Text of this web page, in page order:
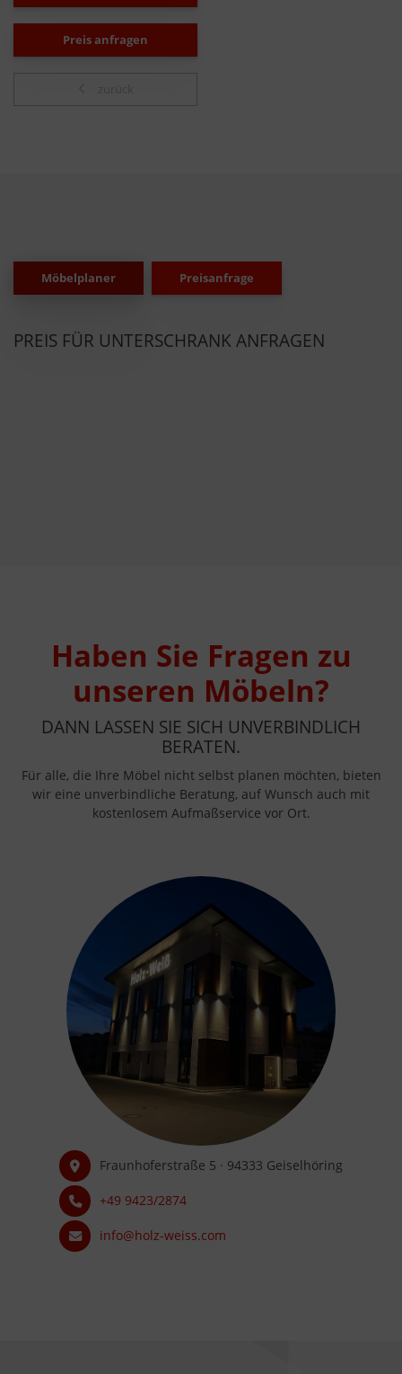
Preis anfragen
Möbelplaner Preisanfrage
PREIS FÜR UNTERSCHRANK ANFRAGEN
Haben Sie Fragen zu
unseren Möbeln?
DANN LASSEN SIE SICH UNVERBINDLICH
BERATEN.
Für alle, die Ihre Möbel nicht selbst planen möchten, bieten
wir eine unverbindliche Beratung, auf Wunsch auch mit
kostenlosem Aufmaßservice vor Ort.
Fraunhoferstraße 5 · 94333 Geiselhöring
+49 9423/2874
info@holz-weiss.com